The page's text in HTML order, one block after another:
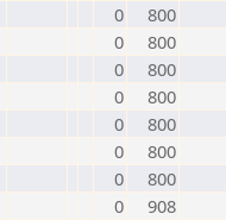
0
800
0
800
0
800
0
800
0
800
0
800
0
800
0
908